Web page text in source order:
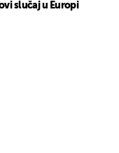
slučaj u Europi